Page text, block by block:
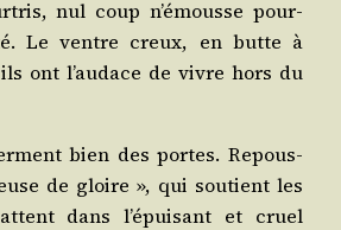
nul coup n’é­mousse pour­
Le ventre creux, en butte à
ont l’au­dace de vivre hors du
bien des portes. Repous­
de gloire », qui sou­tient les
dans l’é­pui­sant et cruel